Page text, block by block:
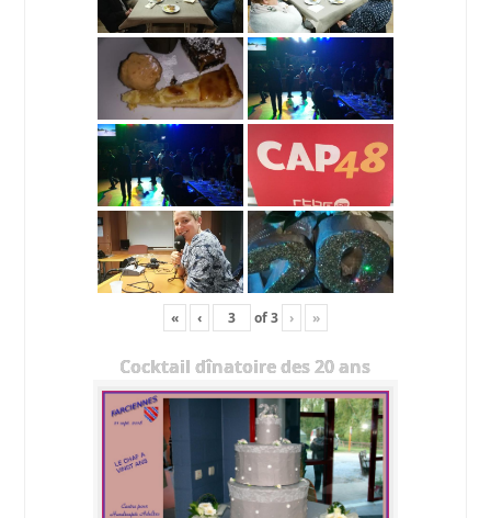
« ‹ of3 › »
Cocktail dînatoire des 20 ans